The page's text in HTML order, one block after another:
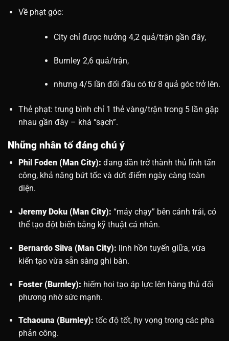
Về phạt góc:
City chỉ được hưởng 4,2 quả/trận gần đây,
Burnley 2,6 quả/trận,
nhưng 4/5 lần đối đầu có từ 8 quả góc trở lên.
Thẻ phạt: trung bình chỉ 1 thẻ vàng/trận trong 5 lần gặp
nhau gần đây – khá “sạch”.
Những nhân tố đáng chú ý
Phil Foden (Man City): đang dần trở thành thủ lĩnh tấn
công, khả năng bứt tốc và dứt điểm ngày càng toàn
diện.
Jeremy Doku (Man City): “máy chạy” bên cánh trái, có
thể tạo đột biến bằng kỹ thuật cá nhân.
Bernardo Silva (Man City): linh hồn tuyến giữa, vừa
kiến tạo vừa sẵn sàng ghi bàn.
Foster (Burnley): hiếm hoi tạo áp lực lên hàng thủ đối
phương nhờ sức mạnh.
Tchaouna (Burnley): tốc độ tốt, hy vọng trong các pha
phản công.